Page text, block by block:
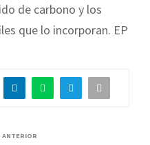
de carbono y los
que lo incorporan. EP
ANTERIOR